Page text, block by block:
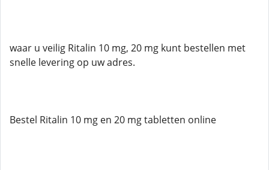
waar u veilig Ritalin 10 mg, 20 mg kunt bestellen met
snelle levering op uw adres.
Bestel Ritalin 10 mg en 20 mg tabletten online